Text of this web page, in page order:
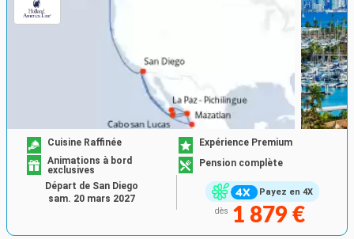
Payez en 4X
Cuisine Raffinée
Expérience Premium
Animations à bord
exclusives
Pension complète
dès 1 879 €
Départ de San Diego
sam. 20 mars 2027